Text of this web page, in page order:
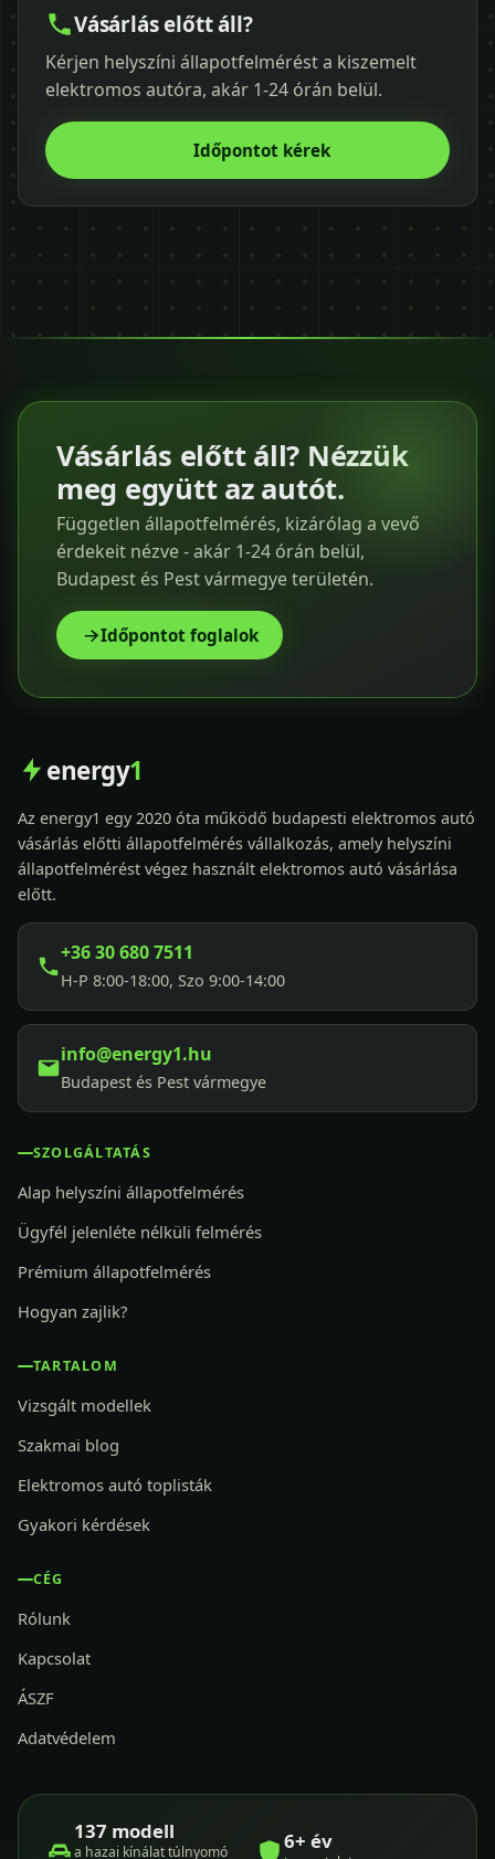
Vásárlás előtt áll?
Kérjen helyszíni állapotfelmérést a kiszemelt
elektromos autóra, akár 1-24 órán belül.
Időpontot kérek
Vásárlás előtt áll? Nézzük
meg együtt az autót.
Független állapotfelmérés, kizárólag a vevő
érdekeit nézve - akár 1-24 órán belül,
Budapest és Pest vármegye területén.
Időpontot foglalok
energy1
Az energy1 egy 2020 óta működő budapesti elektromos autó
vásárlás előtti állapotfelmérés vállalkozás, amely helyszíni
állapotfelmérést végez használt elektromos autó vásárlása
előtt.
+36 30 680 7511
H-P 8:00-18:00, Szo 9:00-14:00
info@energy1.hu
Budapest és Pest vármegye
SZOLGÁLTATÁS
Alap helyszíni állapotfelmérés
Ügyfél jelenléte nélküli felmérés
Prémium állapotfelmérés
Hogyan zajlik?
TARTALOM
Vizsgált modellek
Szakmai blog
Elektromos autó toplisták
Gyakori kérdések
CÉG
Rólunk
Kapcsolat
ÁSZF
Adatvédelem
137 modell
a hazai kínálat túlnyomó 6+ év